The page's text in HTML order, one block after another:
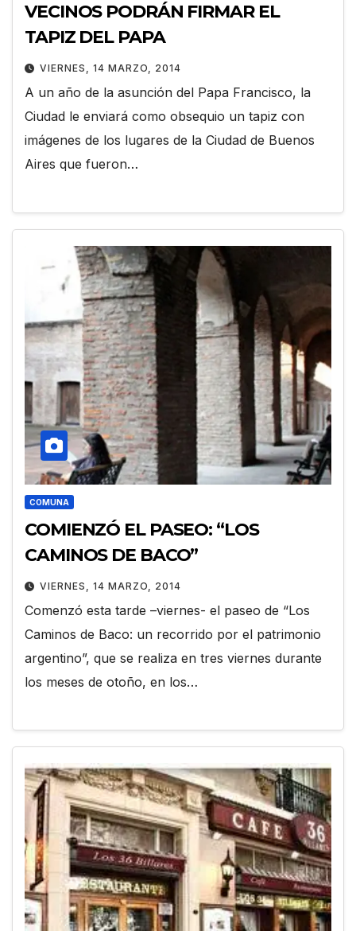
VECINOS PODRÁN FIRMAR EL
TAPIZ DEL PAPA
VIERNES, 14 MARZO, 2014
A un año de la asunción del Papa Francisco, la
Ciudad le enviará como obsequio un tapiz con
imágenes de los lugares de la Ciudad de Buenos
Aires que fueron…
COMUNA
COMIENZÓ EL PASEO: “LOS
CAMINOS DE BACO”
VIERNES, 14 MARZO, 2014
Comenzó esta tarde –viernes- el paseo de “Los
Caminos de Baco: un recorrido por el patrimonio
argentino”, que se realiza en tres viernes durante
los meses de otoño, en los…